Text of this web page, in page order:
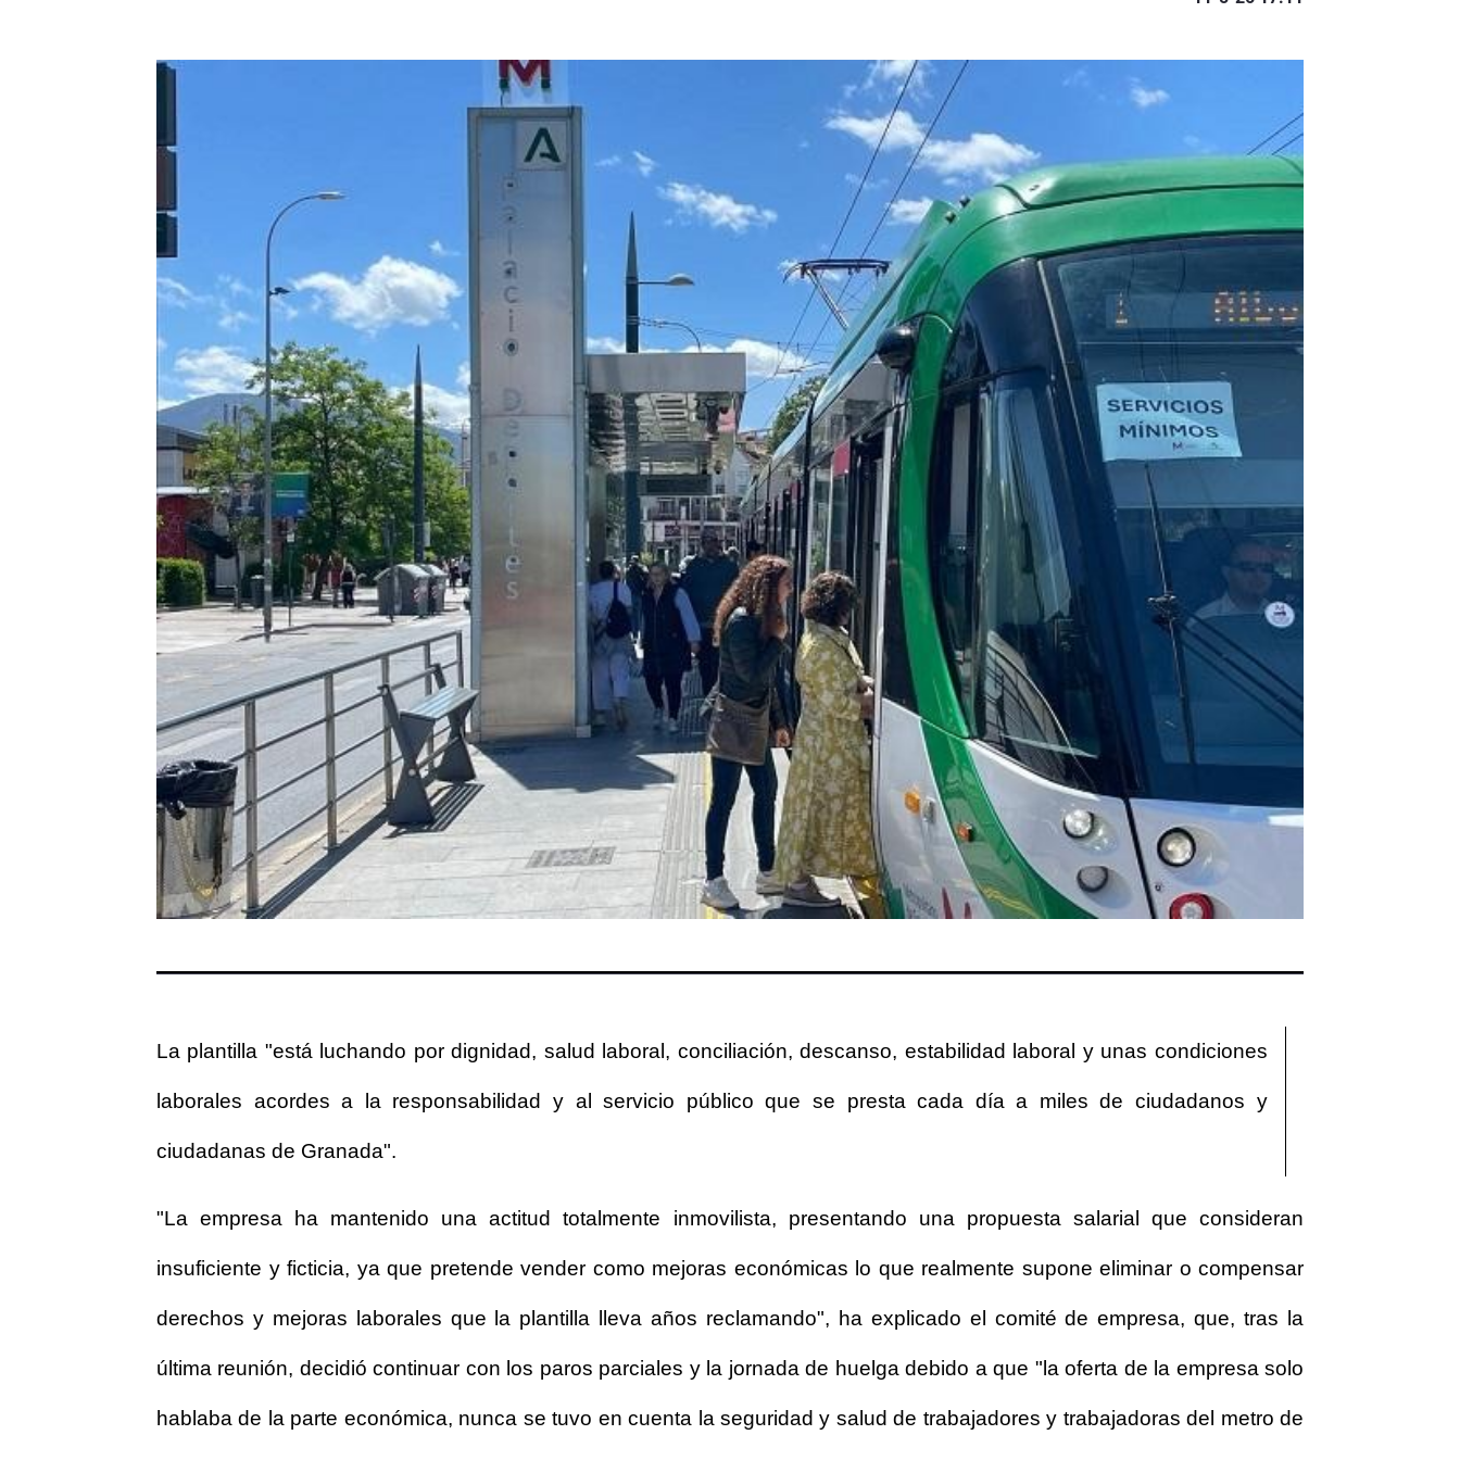
La plantilla "está luchando por dignidad, salud laboral, conciliación, descanso, estabilidad laboral y unas condiciones
laborales acordes a la responsabilidad y al servicio público que se presta cada día a miles de ciudadanos y
ciudadanas de Granada".
"La empresa ha mantenido una actitud totalmente inmovilista, presentando una propuesta salarial que consideran
insuficiente y ficticia, ya que pretende vender como mejoras económicas lo que realmente supone eliminar o compensar
derechos y mejoras laborales que la plantilla lleva años reclamando", ha explicado el comité de empresa, que, tras la
última reunión, decidió continuar con los paros parciales y la jornada de huelga debido a que "la oferta de la empresa solo
hablaba de la parte económica, nunca se tuvo en cuenta la seguridad y salud de trabajadores y trabajadoras del metro de